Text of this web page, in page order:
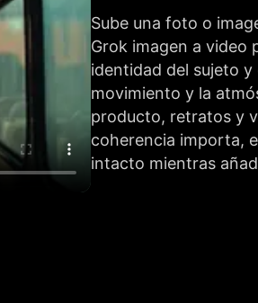
Sube una foto o
Grok imagen a video
identidad del sujeto y
movimiento y la
producto, retratos y
coherencia importa,
intacto mientras